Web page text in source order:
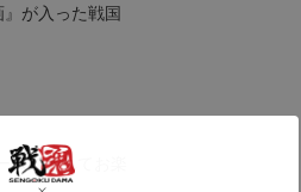
が入った戦国
に入れてお楽